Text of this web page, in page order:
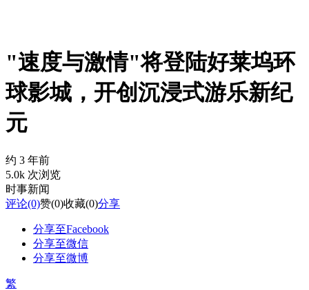
"速度与激情"将登陆好莱坞环
球影城，开创沉浸式游乐新纪
元
约 3 年前
5.0k 次浏览
时事新闻
评论(0)赞(0)收藏(0)分享
分享至Facebook
分享至微信
分享至微博
繁